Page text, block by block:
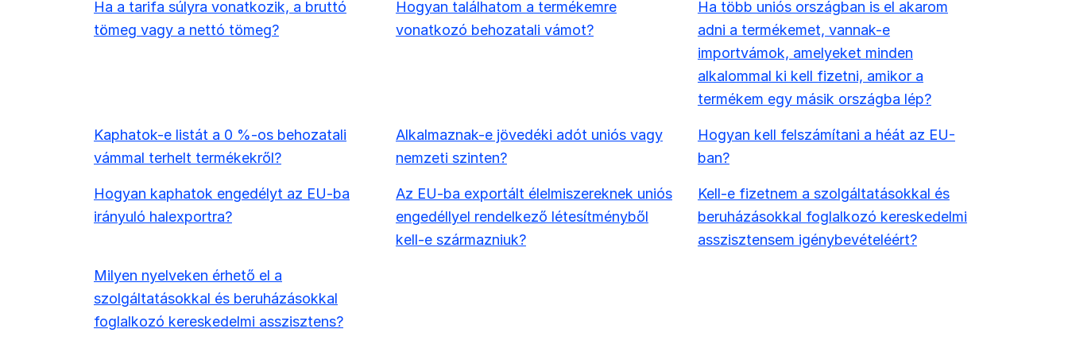
Ha a tarifa súlyra vonatkozik, a bruttó
tömeg vagy a nettó tömeg?
Hogyan találhatom a termékemre
vonatkozó behozatali vámot?
Ha több uniós országban is el akarom
adni a termékemet, vannak-e
importvámok, amelyeket minden
alkalommal ki kell fizetni, amikor a
termékem egy másik országba lép?
Kaphatok-e listát a 0 %-os behozatali
vámmal terhelt termékekről?
Alkalmaznak-e jövedéki adót uniós vagy
nemzeti szinten?
Hogyan kell felszámítani a héát az EU-
ban?
Hogyan kaphatok engedélyt az EU-ba
irányuló halexportra?
Az EU-ba exportált élelmiszereknek uniós
engedéllyel rendelkező létesítményből
kell-e származniuk?
Kell-e fizetnem a szolgáltatásokkal és
beruházásokkal foglalkozó kereskedelmi
asszisztensem igénybevételéért?
Milyen nyelveken érhető el a
szolgáltatásokkal és beruházásokkal
foglalkozó kereskedelmi asszisztens?